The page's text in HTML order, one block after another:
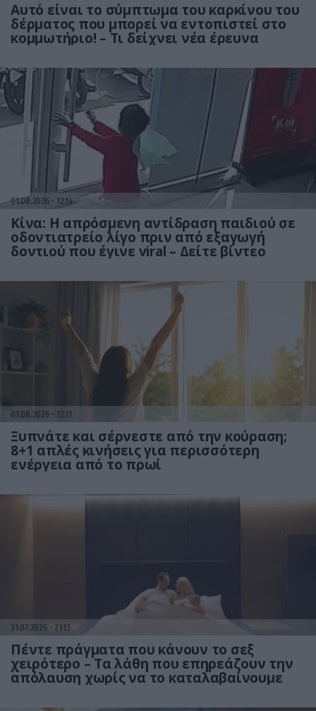
Αυτό είναι το σύμπτωμα του καρκίνου του
δέρματος που μπορεί να εντοπιστεί στο
κομμωτήριο! – Τι δείχνει νέα έρευνα
01.08.2026 12:14
Κίνα: Η απρόσμενη αντίδραση παιδιού σε
οδοντιατρείο λίγο πριν από εξαγωγή
δοντιού που έγινε viral – Δείτε βίντεο
01.08.2026 12:11
Ξυπνάτε και σέρνεστε από την κούραση;
8+1 απλές κινήσεις για περισσότερη
ενέργεια από το πρωί
31.07.2026 21:13
Πέντε πράγματα που κάνουν το σεξ
χειρότερο – Τα λάθη που επηρεάζουν την
απόλαυση χωρίς να το καταλαβαίνουμε